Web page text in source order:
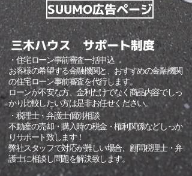
SUUMO広告ページ
三木ハウス サポート制度
​・住宅ローン事前審査一括申込
お客様の希望する金融機関と、おすすめの金融機関
の住宅ローン事前審査を代行します。
ローンが不安な方、金利だけでなく商品内容でしっ
かり比較したい方は是非お任せください。
​・税理士・弁護士個別相談
不動産の売却・購入時の税金・権利関係などしっか
り​サポート致します！
​弊社スタッフで対応が難しい場合、顧問税理士・弁
護士に相談し問題を解決致します。